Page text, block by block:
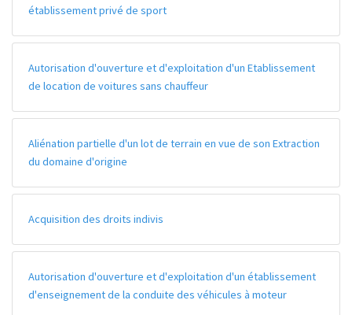
établissement privé de sport
Autorisation d'ouverture et d'exploitation d'un Etablissement
de location de voitures sans chauffeur
Aliénation partielle d'un lot de terrain en vue de son Extraction
du domaine d'origine
Acquisition des droits indivis
Autorisation d'ouverture et d'exploitation d'un établissement
d'enseignement de la conduite des véhicules à moteur